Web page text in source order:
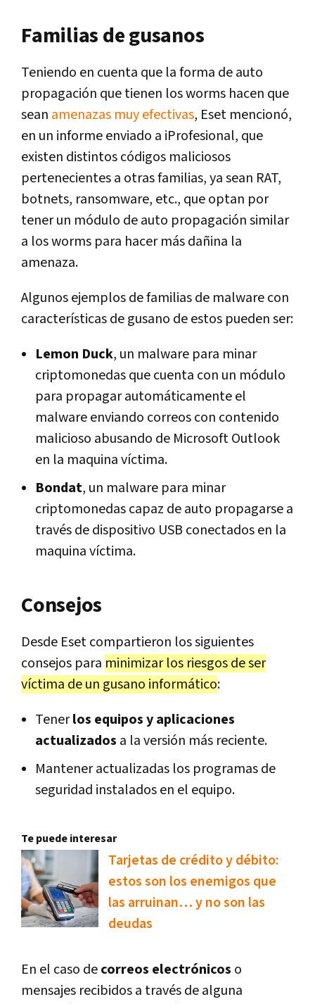
Familias de gusanos
Teniendo en cuenta que la forma de auto
propagación que tienen los worms hacen que
sean amenazas muy efectivas, Eset mencionó,
en un informe enviado a iProfesional, que
existen distintos códigos maliciosos
pertenecientes a otras familias, ya sean RAT,
botnets, ransomware, etc., que optan por
tener un módulo de auto propagación similar
a los worms para hacer más dañina la
amenaza.
Algunos ejemplos de familias de malware con
características de gusano de estos pueden ser:
Lemon Duck, un malware para minar
criptomonedas que cuenta con un módulo
para propagar automáticamente el
malware enviando correos con contenido
malicioso abusando de Microsoft Outlook
en la maquina víctima.
Bondat, un malware para minar
criptomonedas capaz de auto propagarse a
través de dispositivo USB conectados en la
maquina víctima.
Consejos
Desde Eset compartieron los siguientes
consejos para minimizar los riesgos de ser
víctima de un gusano informático:
Tenerlos equipos y aplicaciones
actualizados a la versión más reciente.
Mantener actualizadas los programas de
seguridad instalados en el equipo.
Te puede interesar
Tarjetas de crédito y débito:
estos son los enemigos que
las arruinan… y no son las
deudas
En el caso decorreos electrónicos o
mensajes recibidos a través de alguna